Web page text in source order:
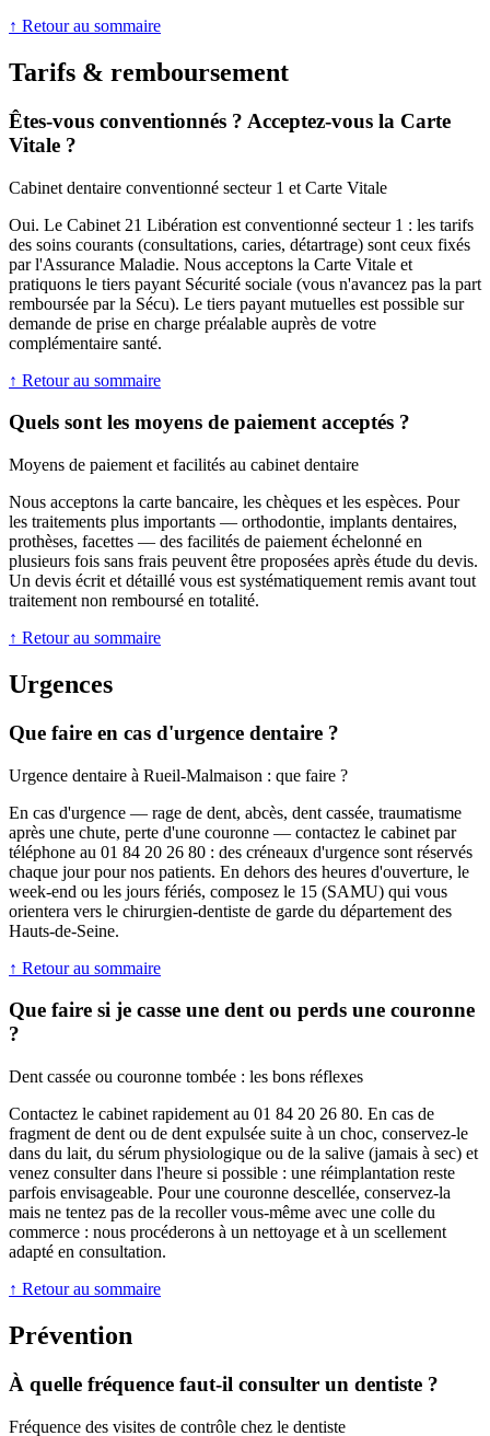
↑ Retour au sommaire
Tarifs & remboursement
Êtes-vous conventionnés ? Acceptez-vous la Carte
Vitale ?
Cabinet dentaire conventionné secteur 1 et Carte Vitale
Oui. Le Cabinet 21 Libération est conventionné secteur 1 : les tarifs
des soins courants (consultations, caries, détartrage) sont ceux fixés
par l'Assurance Maladie. Nous acceptons la Carte Vitale et
pratiquons le tiers payant Sécurité sociale (vous n'avancez pas la part
remboursée par la Sécu). Le tiers payant mutuelles est possible sur
demande de prise en charge préalable auprès de votre
complémentaire santé.
↑ Retour au sommaire
Quels sont les moyens de paiement acceptés ?
Moyens de paiement et facilités au cabinet dentaire
Nous acceptons la carte bancaire, les chèques et les espèces. Pour
les traitements plus importants — orthodontie, implants dentaires,
prothèses, facettes — des facilités de paiement échelonné en
plusieurs fois sans frais peuvent être proposées après étude du devis.
Un devis écrit et détaillé vous est systématiquement remis avant tout
traitement non remboursé en totalité.
↑ Retour au sommaire
Urgences
Que faire en cas d'urgence dentaire ?
Urgence dentaire à Rueil-Malmaison : que faire ?
En cas d'urgence — rage de dent, abcès, dent cassée, traumatisme
après une chute, perte d'une couronne — contactez le cabinet par
téléphone au 01 84 20 26 80 : des créneaux d'urgence sont réservés
chaque jour pour nos patients. En dehors des heures d'ouverture, le
week-end ou les jours fériés, composez le 15 (SAMU) qui vous
orientera vers le chirurgien-dentiste de garde du département des
Hauts-de-Seine.
↑ Retour au sommaire
Que faire si je casse une dent ou perds une couronne
?
Dent cassée ou couronne tombée : les bons réflexes
Contactez le cabinet rapidement au 01 84 20 26 80. En cas de
fragment de dent ou de dent expulsée suite à un choc, conservez-le
dans du lait, du sérum physiologique ou de la salive (jamais à sec) et
venez consulter dans l'heure si possible : une réimplantation reste
parfois envisageable. Pour une couronne descellée, conservez-la
mais ne tentez pas de la recoller vous-même avec une colle du
commerce : nous procéderons à un nettoyage et à un scellement
adapté en consultation.
↑ Retour au sommaire
Prévention
À quelle fréquence faut-il consulter un dentiste ?
Fréquence des visites de contrôle chez le dentiste